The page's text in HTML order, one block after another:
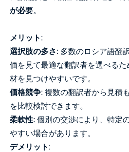
が必要。
メリット :
選択肢の多さ: 多数のロシア語翻
価を見て最適な翻訳者を選べるた
材を見つけやすいです。
価格競争: 複数の翻訳者から見積
を比較検討できます。
柔軟性: 個別の交渉により、特定
やすい場合があります。
デメリット :